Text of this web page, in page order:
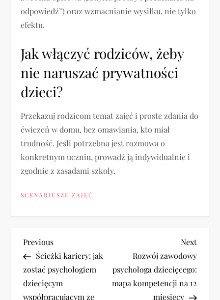
odpowiedź”) oraz wzmacnianie wysiłku, nie tylko
efektu.
Jak włączyć rodziców, żeby
nie naruszać prywatności
dzieci?
Przekazuj rodzicom temat zajęć i proste zdania do
ćwiczeń w domu, bez omawiania, kto miał
trudność. Jeśli potrzebna jest rozmowa o
konkretnym uczniu, prowadź ją indywidualnie i
zgodnie z zasadami szkoły.
SCENARIUSZE ZAJĘĆ
N
a
w
Previous
Post
Previous
Ścieżki kariery: jak
zostać psychologiem
dziecięcym
współpracującym ze
Next
Post
Next
Rozwój zawodowy
psychologa dziecięcego:
mapa kompetencji na 12
miesięcy